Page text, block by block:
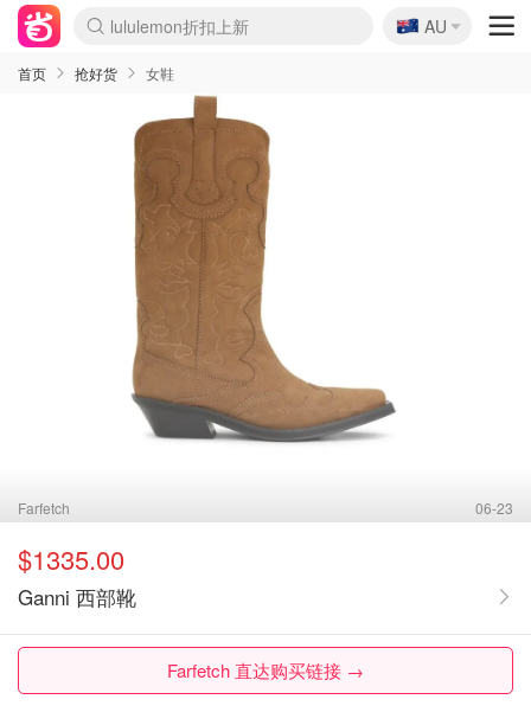
Sasa美妆护肤3.5折
SSENSE年中3折
FreshBeauty好价汇总
Cettire降价+叠9折
Farfetch折上8折
WWS Coles超市实拍
viagogo二手票捡漏
Myer清仓1折起
The Outnet奢牌1折起
David Jones 3折起
Flannels大牌1折
Perfumes Club护肤1折
AMIRO返校季6.2折
Oweek抽奖送Airpods
Amazon折扣汇总
eToro入金$200送$50
Amazon数码好物
ICONIC本周7.5折
ThedoubleF高奢地板价
Moose Knuckles 6折
丝芙兰5折起
EUFY官网3.7折起
Selenichast首饰2折
Trip机票酒店促销
YSL送5件彩妆礼
Amazon家居好物
BIGBANG巡演开票
David Jones时尚3折
Amazon美妆护肤
雅漾大喷$8
过敏原检测盒$33
伊索独家赠50ml沐浴露
科颜氏清仓3折
SEALIFE海洋馆门票6折
丝塔芙大白罐$16
订阅Newsletter送香薰
Cult Beauty 6.8折
Harrods圣诞日历2.3折
LN-CC奢牌私促3折
d'Alba空姐喷雾$16
EVE LOM套装逆天2折
Bernardelli独家4折
Adore Beauty 6折起
CT圣诞日历
Mytheresa奢品2.7折
Luxury Escapes 9折
Currentbody美容仪9折
MOON Garden Live
ALLSAINTS美衣3折
Roborock扫地机3.7折
Tingo Life水杯$24
Valentino官网5折
CR洗发护发6.3折
🇦🇺
AU
首页 抢好货 女鞋
Farfetch 06-23
$1335.00
Ganni 西部靴
Farfetch 直达购买链接 →